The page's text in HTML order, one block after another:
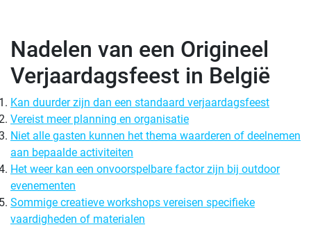
Nadelen van een Origineel
Verjaardagsfeest in België
Kan duurder zijn dan een standaard verjaardagsfeest
Vereist meer planning en organisatie
Niet alle gasten kunnen het thema waarderen of deelnemen
aan bepaalde activiteiten
Het weer kan een onvoorspelbare factor zijn bij outdoor
evenementen
Sommige creatieve workshops vereisen specifieke
vaardigheden of materialen